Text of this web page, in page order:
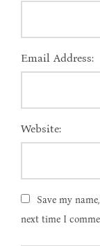
Email Address:
Website:
Save my
next time I